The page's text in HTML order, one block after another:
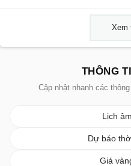
Xem
THÔNG
Cập nhật nhanh các
Lịch
Dự báo
Giá